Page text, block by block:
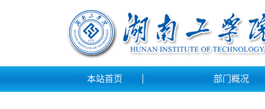
本站首页 部门概况